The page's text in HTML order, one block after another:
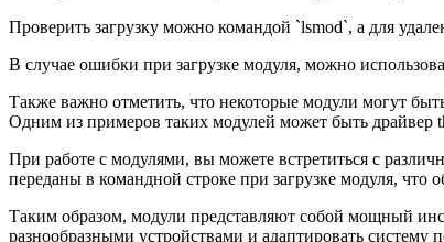
Проверить загрузку можно командой `lsmod`, а для
В случае ошибки при загрузке модуля, можно
Также важно отметить, что некоторые модули могут
Одним из примеров таких модулей может быть драйвер
При работе с модулями, вы можете встретиться с
переданы в командной строке при загрузке модуля, что
Таким образом, модули представляют собой мощный
разнообразными устройствами и адаптировать систему